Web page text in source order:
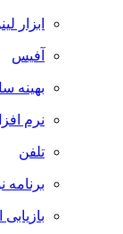
ابزار
آفیس
بهینه
نرم
تلفن
برنامه